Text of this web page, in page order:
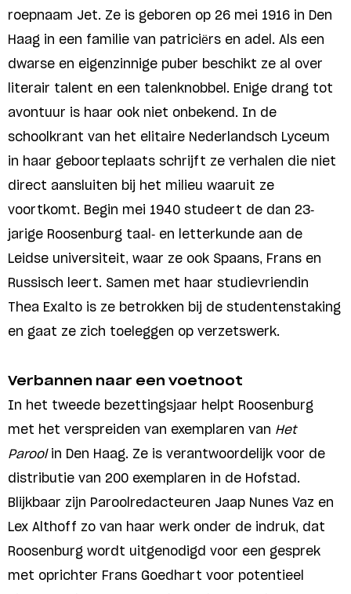
roepnaam Jet. Ze is geboren op 26 mei 1916 in Den
Haag in een familie van patriciërs en adel. Als een
dwarse en eigenzinnige puber beschikt ze al over
literair talent en een talenknobbel. Enige drang tot
avontuur is haar ook niet onbekend. In de
schoolkrant van het elitaire Nederlandsch Lyceum
in haar geboorteplaats schrijft ze verhalen die niet
direct aansluiten bij het milieu waaruit ze
voortkomt. Begin mei 1940 studeert de dan 23-
jarige Roosenburg taal- en letterkunde aan de
Leidse universiteit, waar ze ook Spaans, Frans en
Russisch leert. Samen met haar studievriendin
Thea Exalto is ze betrokken bij de studentenstaking
en gaat ze zich toeleggen op verzetswerk.
Verbannen naar een voetnoot
In het tweede bezettingsjaar helpt Roosenburg
met het verspreiden van exemplaren van Het
Paroolin Den Haag. Ze is verantwoordelijk voor de
distributie van 200 exemplaren in de Hofstad.
Blijkbaar zijn Paroolredacteuren Jaap Nunes Vaz en
Lex Althoff zo van haar werk onder de indruk, dat
Roosenburg wordt uitgenodigd voor een gesprek
met oprichter Frans Goedhart voor potentieel